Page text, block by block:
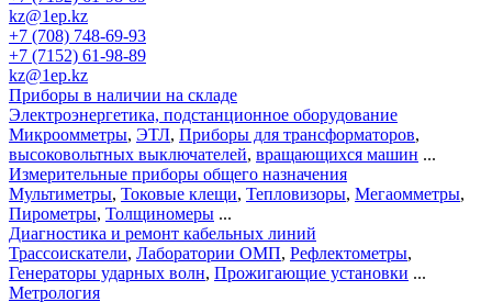
kz@1ep.kz
+7 (708) 748-69-93
+7 (7152) 61-98-89
kz@1ep.kz
Приборы в наличии на складе
Электроэнергетика, подстанционное оборудование
Микроомметры, ЭТЛ, Приборы для трансформаторов,
высоковольтных выключателей, вращающихся машин ...
Измерительные приборы общего назначения
Мультиметры, Токовые клещи, Тепловизоры, Мегаомметры,
Пирометры, Толщиномеры ...
Диагностика и ремонт кабельных линий
Трассоискатели, Лаборатории ОМП, Рефлектометры,
Генераторы ударных волн, Прожигающие установки ...
Метрология